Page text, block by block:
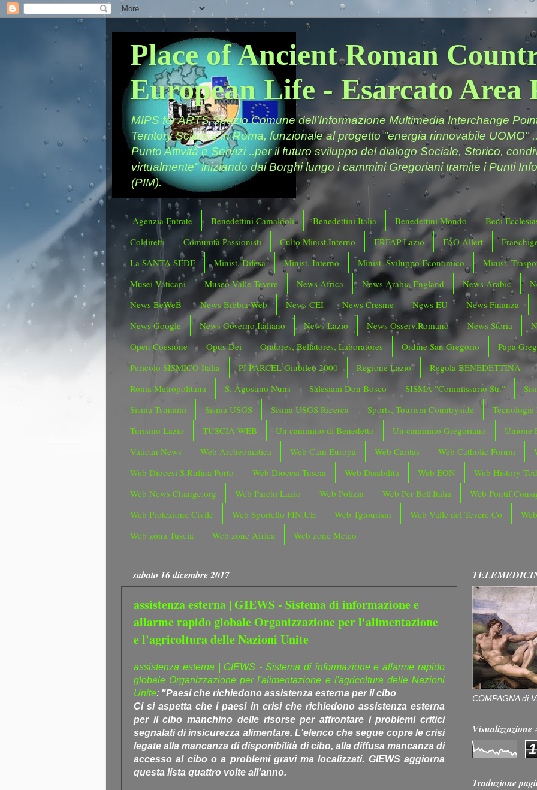
Place of Ancient Roman
European Life - Esarcato Area
MIPS for ARTS Spazio Comune dell'Informazione Multimedia Interchange
Territory Science in Roma, funzionale al progetto "energia rinnovabile UOMO"
Punto Attività e Servizi ..per il futuro sviluppo del dialogo Sociale, Storico,
virtualmente" iniziando dai Borghi lungo i cammini Gregoriani tramite i Punti
(PIM).
Agenzia Entrate Benedettini Camaldoli Benedettini Italia Benedettini Mondo
Beni
Coldiretti
Comunità Passionisti Culto Minist.Interno ERFAP Lazio FAO Allert
La SANTA SEDE
Minist. Difesa Minist. Interno Minist. Sviluppo Economico
Minist.
Musei Vaticani
Museo Valle Tevere News Africa News Arabia England News Arabic
News BeWeB
News Bibbia Web News CEI News Cresme News EU
News Finanza
News Google
News Governo Italiano News Lazio News Osserv.Romano News Storia
Open Coesione
Opus Dei Oratores, Bellatores, Laboratores Ordine San Gregorio
Papa
Pericolo SISMICO Italia
PJ PARCEL Giubileo 2000 Regione Lazio
Regola BENEDETTINA
Roma Metropolitana
S. Agostino Nuns Salesiani Don Bosco SISMA "Commissario Str."
Sisma Tsunami
Sisma USGS Sisma USGS Ricerca Sports, Tourism Countryside
Tecnologie
Turismo Lazio
TUSCIA WEB Un cammino di Benedetto Un cammino Gregoriano
Unione
Vatican News
Web Archeomatica Web Cam Europa Web Caritas Web Catholic Forum
Web Diocesi S.Rufina Porto
Web Diocesi Tuscia Web Disabilità Web EON
Web History
Web News Change.org
Web Parchi Lazio Web Polizia Web Per Bell'Italia
Web
Web Protezione Civile
Web Sportello FIN.UE Web Tgtourism Web Valle del Tevere Co
Web zona Tuscia
Web zone Africa Web zone Meteo
sabato 16 dicembre 2017
assistenza esterna | GIEWS - Sistema di informazione e
allarme rapido globale Organizzazione per l'alimentazione
e l'agricoltura delle Nazioni Unite
assistenza esterna | GIEWS - Sistema di informazione e allarme rapido
globale Organizzazione per l'alimentazione e l'agricoltura delle Nazioni
Unite: "Paesi che richiedono assistenza esterna per il cibo
Ci si aspetta che i paesi in crisi che richiedono assistenza esterna
per il cibo manchino delle risorse per affrontare i problemi critici
segnalati di insicurezza alimentare. L'elenco che segue copre le crisi
legate alla mancanza di disponibilità di cibo, alla diffusa mancanza di
accesso al cibo o a problemi gravi ma localizzati. GIEWS aggiorna
questa lista quattro volte all'anno.
COMPAGNA di
1
Traduzione